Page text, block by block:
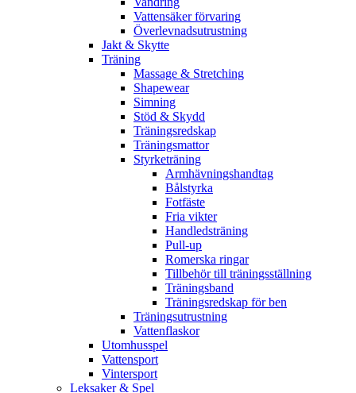
Vattensäker förvaring
Överlevnadsutrustning
Jakt & Skytte
Träning
Massage & Stretching
Shapewear
Simning
Stöd & Skydd
Träningsredskap
Träningsmattor
Styrketräning
Armhävningshandtag
Bålstyrka
Fotfäste
Fria vikter
Handledsträning
Pull-up
Romerska ringar
Tillbehör till träningsställning
Träningsband
Träningsredskap för ben
Träningsutrustning
Vattenflaskor
Utomhusspel
Vattensport
Vintersport
Leksaker & Spel